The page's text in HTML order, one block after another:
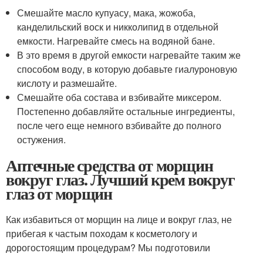
Смешайте масло купуасу, мака, жожоба,
канделильский воск и никколипид в отдельной
емкости. Нагревайте смесь на водяной бане.
В это время в другой емкости нагревайте таким же
способом воду, в которую добавьте гиалуроновую
кислоту и размешайте.
Смешайте оба состава и взбивайте миксером.
Постепенно добавляйте остальные ингредиенты,
после чего еще немного взбивайте до полного
остужения.
Аптечные средства от морщин
вокруг глаз. Лучший крем вокруг
глаз от морщин
Как избавиться от морщин на лице и вокруг глаз, не
прибегая к частым походам к косметологу и
дорогостоящим процедурам? Мы подготовили